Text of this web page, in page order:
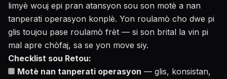
limyè wouj epi pran atansyon sou son motè a nan
tanperati operasyon konplè. Yon roulamò cho dwe pi
glis toujou pase roulamò frèt — si son brital la vin pi
mal apre chòfaj, sa se yon move siy.
Checklist sou Retou:
Motè nan tanperati operasyon — glis, konsistan,